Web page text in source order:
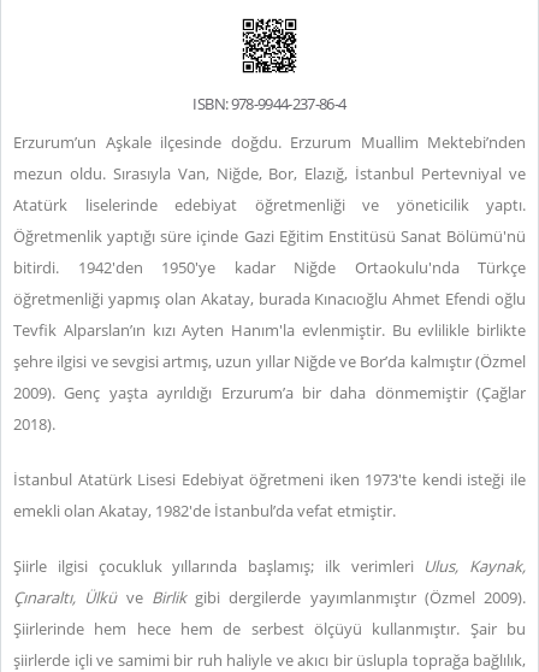
ISBN: 978-9944-237-86-4
Erzurum’un Aşkale ilçesinde doğdu. Erzurum Muallim Mektebi’nden
mezun oldu. Sırasıyla Van, Niğde, Bor, Elazığ, İstanbul Pertevniyal ve
Atatürk liselerinde edebiyat öğretmenliği ve yöneticilik yaptı.
Öğretmenlik yaptığı süre içinde Gazi Eğitim Enstitüsü Sanat Bölümü'nü
bitirdi. 1942'den 1950'ye kadar Niğde Ortaokulu'nda Türkçe
öğretmenliği yapmış olan Akatay, burada Kınacıoğlu Ahmet Efendi oğlu
Tevfik Alparslan’ın kızı Ayten Hanım'la evlenmiştir. Bu evlilikle birlikte
şehre ilgisi ve sevgisi artmış, uzun yıllar Niğde ve Bor’da kalmıştır (Özmel
2009). Genç yaşta ayrıldığı Erzurum’a bir daha dönmemiştir (Çağlar
2018).
İstanbul Atatürk Lisesi Edebiyat öğretmeni iken 1973'te kendi isteği ile
emekli olan Akatay, 1982'de İstanbul’da vefat etmiştir.
Şiirle ilgisi çocukluk yıllarında başlamış; ilk verimleriUlus, Kaynak,
Çınaraltı, Ülküve Birlikgibi dergilerde yayımlanmıştır (Özmel 2009).
Şiirlerinde hem hece hem de serbest ölçüyü kullanmıştır. Şair bu
şiirlerde içli ve samimi bir ruh haliyle ve akıcı bir üslupla toprağa bağlılık,